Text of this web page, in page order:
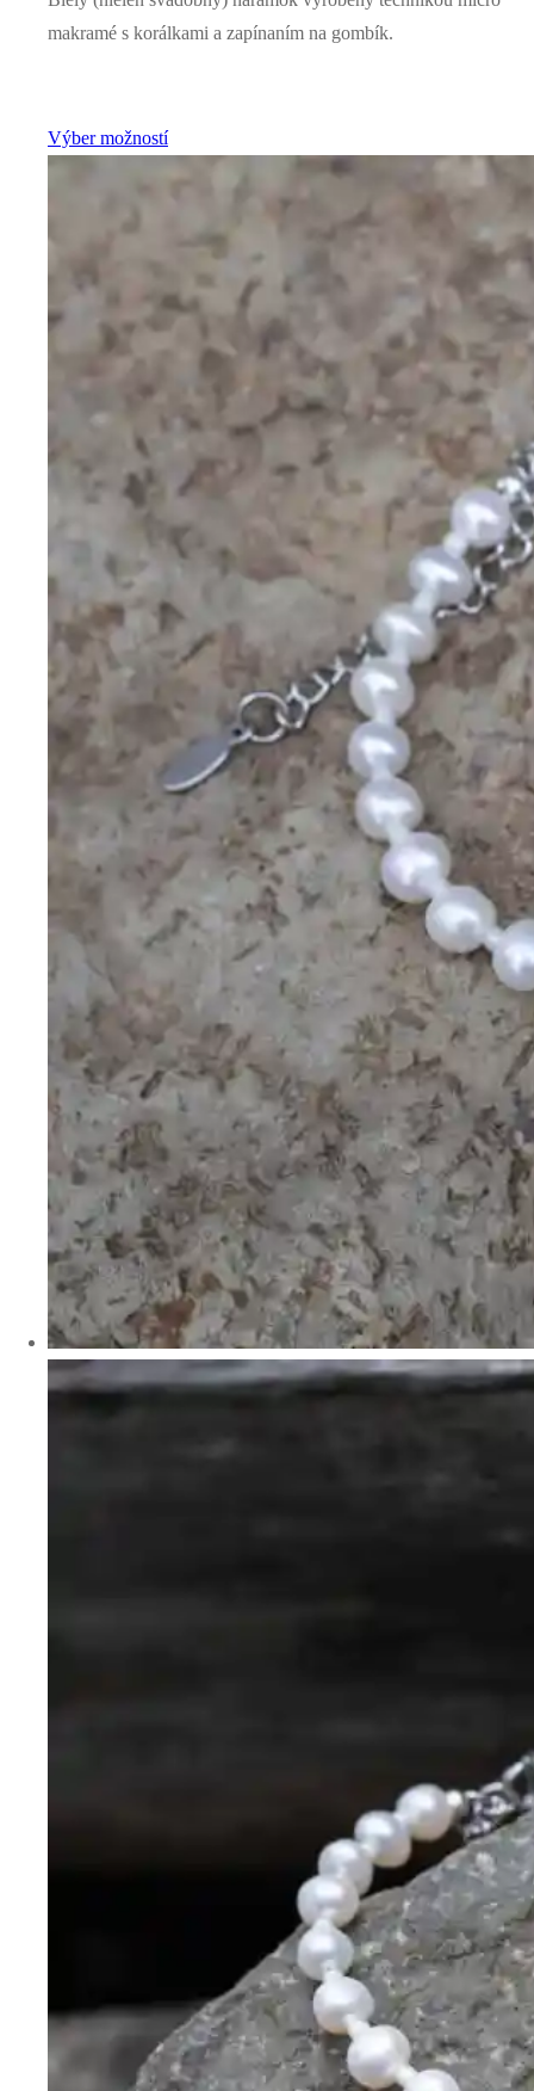
makramé s korálkami a zapínaním na gombík.
Výber možností